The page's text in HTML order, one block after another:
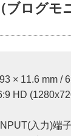
ブログモ
× 11.6 mm /
HD
入力)端子